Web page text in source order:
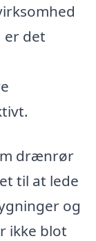
er det
drænrør
til at lede
og
ikke blot